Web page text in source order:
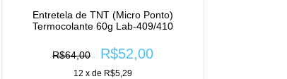
Entretela de TNT (Micro Ponto)
Termocolante 60g Lab-409/410
R$64,00 R$52,00
12 x de R$5,29